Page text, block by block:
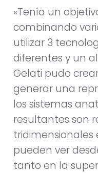
«Tenía un
combinando
utilizar 3
diferentes y un
Gelati pudo
generar una
los sistemas
resultantes son
tridimensionales
pueden ver
tanto en la